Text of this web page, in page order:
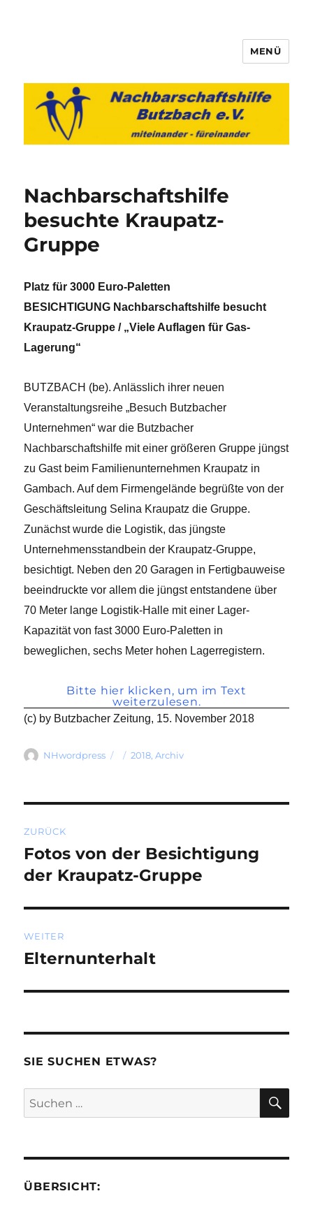
Nachbarschaftshilfe Butzbach
e.V.
MENÜ
Nachbarschaftshilfe
besuchte Kraupatz-
Gruppe
Platz für 3000 Euro-Paletten
BESICHTIGUNG Nachbarschaftshilfe besucht
Kraupatz-Gruppe / „Viele Auflagen für Gas-
Lagerung“
BUTZBACH (be). Anlässlich ihrer neuen
Veranstaltungsreihe „Besuch Butzbacher
Unternehmen“ war die Butzbacher
Nachbarschaftshilfe mit einer größeren Gruppe jüngst
zu Gast beim Familienunternehmen Kraupatz in
Gambach. Auf dem Firmengelände begrüßte von der
Geschäftsleitung Selina Kraupatz die Gruppe.
Zunächst wurde die Logistik, das jüngste
Unternehmensstandbein der Kraupatz-Gruppe,
besichtigt. Neben den 20 Garagen in Fertigbauweise
beeindruckte vor allem die jüngst entstandene über
70 Meter lange Logistik-Halle mit einer Lager-
Kapazität von fast 3000 Euro-Paletten in
beweglichen, sechs Meter hohen Lagerregistern.
Bitte hier klicken, um im Text
weiterzulesen.
(c) by Butzbacher Zeitung, 15. November 2018
Autor
NHwordpress
Veröffentlicht
Kategorien
2018,Archiv
ZURÜCK
Vorheriger
Beitrag:
Fotos von der Besichtigung
der Kraupatz-Gruppe
WEITER
Nächster
Elternunterhalt
SIE SUCHEN ETWAS?
Suchen
nach:
ÜBERSICHT: